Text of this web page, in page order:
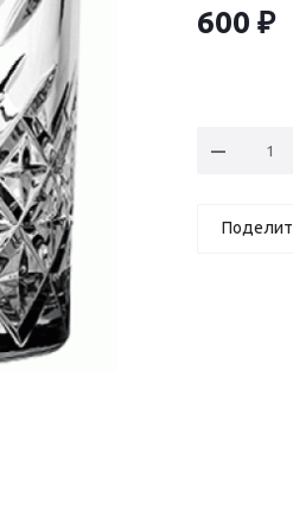
600 ₽